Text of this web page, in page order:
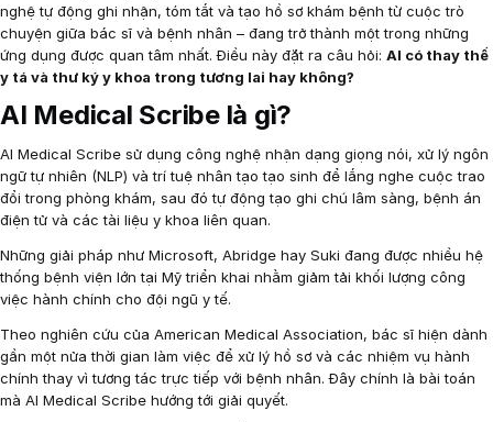
nghệ tự động ghi nhận, tóm tắt và tạo hồ sơ khám bệnh từ cuộc trò
chuyện giữa bác sĩ và bệnh nhân – đang trở thành một trong những
ứng dụng được quan tâm nhất. Điều này đặt ra câu hỏi: AI có thay thế
y tá và thư ký y khoa trong tương lai hay không?
AI Medical Scribe là gì?
AI Medical Scribe sử dụng công nghệ nhận dạng giọng nói, xử lý ngôn
ngữ tự nhiên (NLP) và trí tuệ nhân tạo tạo sinh để lắng nghe cuộc trao
đổi trong phòng khám, sau đó tự động tạo ghi chú lâm sàng, bệnh án
điện tử và các tài liệu y khoa liên quan.
Những giải pháp như Microsoft, Abridge hay Suki đang được nhiều hệ
thống bệnh viện lớn tại Mỹ triển khai nhằm giảm tải khối lượng công
việc hành chính cho đội ngũ y tế.
Theo nghiên cứu của American Medical Association, bác sĩ hiện dành
gần một nửa thời gian làm việc để xử lý hồ sơ và các nhiệm vụ hành
chính thay vì tương tác trực tiếp với bệnh nhân. Đây chính là bài toán
mà AI Medical Scribe hướng tới giải quyết.